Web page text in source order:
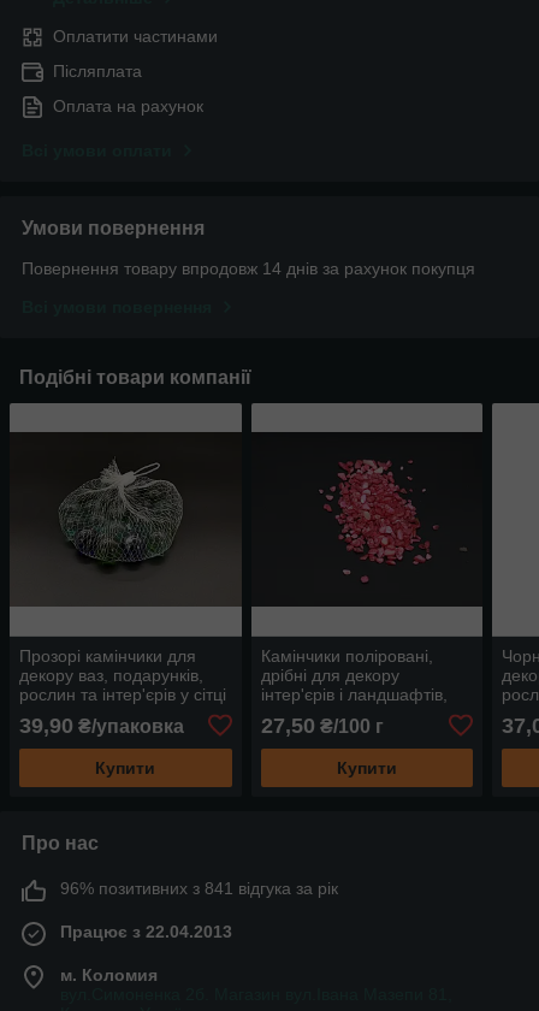
Оплатити частинами
Післяплата
Оплата на рахунок
Умови повернення
Повернення товару впродовж 14 днів за рахунок покупця
Подібні товари компанії
Прозорі камінчики для
декору ваз, подарунків,
рослин та інтер'єрів у сітці
(25мм), кольорові
39,90 ₴/упаковка
Купити
Камінчики поліровані,
дрібні для декору
інтер'єрів і ландшафтів,
колір малиновий, на вагу
від 100 г
27,50 ₴/100 г
Купити
Про нас
96% позитивних з 841 відгука за рік
Працює з 22.04.2013
м. Коломия